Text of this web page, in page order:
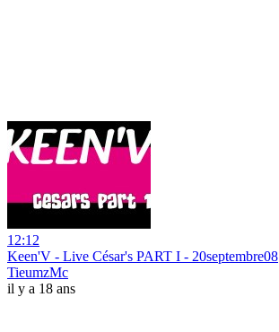
12:12
Keen'V - Live César's PART I - 20septembre08
TieumzMc
il y a 18 ans